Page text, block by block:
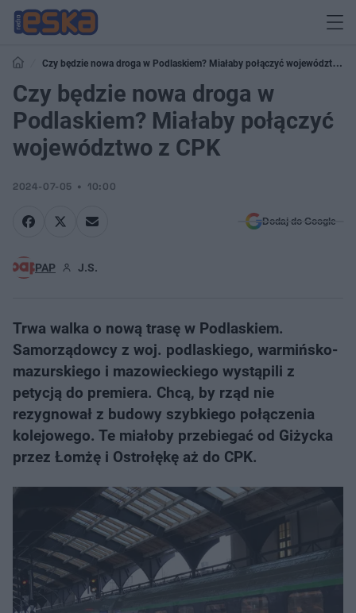
Czy będzie nowa droga w Podlaskiem? Miałaby połączyć województwo z
CPK
Czy będzie nowa droga w
Podlaskiem? Miałaby połączyć
województwo z CPK
2024-07-05 10:00
Dodaj do Google
PAP J.S.
Trwa walka o nową trasę w Podlaskiem.
Samorządowcy z woj. podlaskiego, warmińsko-
mazurskiego i mazowieckiego wystąpili z
petycją do premiera. Chcą, by rząd nie
rezygnował z budowy szybkiego połączenia
kolejowego. Te miałoby przebiegać od Giżycka
przez Łomżę i Ostrołękę aż do CPK.